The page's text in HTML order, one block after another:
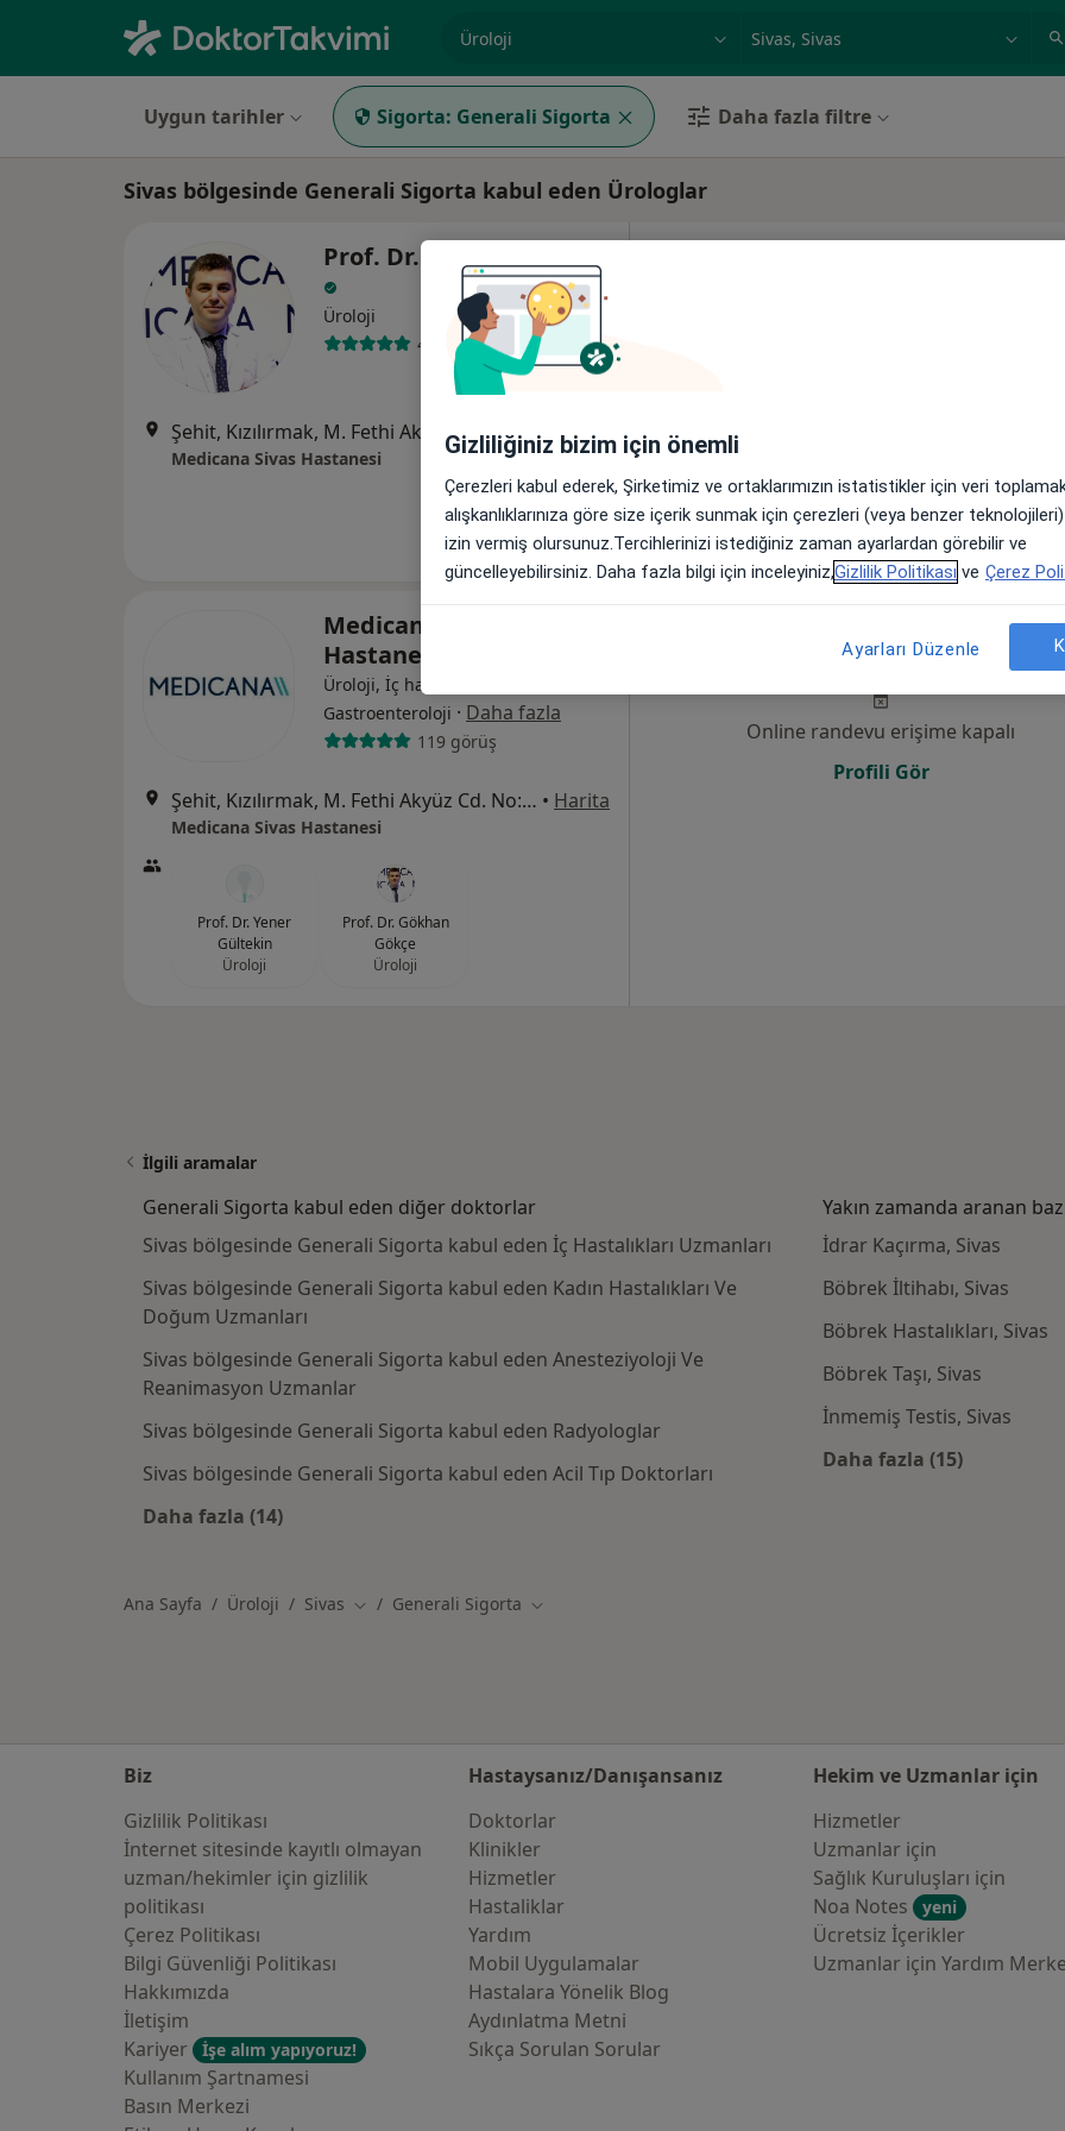
Uzmanlık, ilgi alanı ve hastalık, isim
Uygun tarihler Sigorta: Generali Sigorta Daha fazla filtre
Sivas bölgesinde Generali Sigorta kabul eden Ürologlar
Prof. Dr. Gökhan Gökçe
Üroloji
4 görüş
Harita
Medicana Sivas Hastanesi
Medicana Sivas
Hastanesi
Üroloji, İç hastalıkları,
Gastroenteroloji · Daha fazla
119 görüş
Şehit, Kızılırmak, M. Fethi Akyüz Cd. No: 8Merkez/Sivas, Sivas • Harita
Medicana Sivas Hastanesi
Prof. Dr. Yener
Gültekin
Üroloji
Prof. Dr. Gökhan
Gökçe
Üroloji
9 Ağustos 10 Ağustos
Sal,
11
Online randevu erişime kapalı
Profili Gör
İlgili aramalar
Generali Sigorta kabul eden diğer doktorlar
Sivas bölgesinde Generali Sigorta kabul eden İç Hastalıkları Uzmanları
Sivas bölgesinde Generali Sigorta kabul eden Kadın Hastalıkları Ve
Doğum Uzmanları
Sivas bölgesinde Generali Sigorta kabul eden Anesteziyoloji Ve
Reanimasyon Uzmanlar
Sivas bölgesinde Generali Sigorta kabul eden Radyologlar
Sivas bölgesinde Generali Sigorta kabul eden Acil Tıp Doktorları
Daha fazla (14)
Yakın zamanda aranan
İdrar Kaçırma, Sivas
Böbrek İltihabı, Sivas
Böbrek Hastalıkları, Sivas
Böbrek Taşı, Sivas
İnmemiş Testis, Sivas
Daha fazla (15)
Ana Sayfa Üroloji Sivas Şehir değiştir
Generali Sigorta Şehir değiştir
Biz
Gizlilik Politikası
İnternet sitesinde kayıtlı olmayan
uzman/hekimler i̇çin gizlilik
politikası
Çerez Politikası
Bilgi Güvenliği Politikası
Hakkımızda
İletişim
Kariyer
İşe alım yapıyoruz!
Kullanım Şartnamesi
Basın Merkezi
Hastaysanız/Danışansanız
Doktorlar
Klinikler
Hizmetler
Hastaliklar
Yardım
Mobil Uygulamalar
Hastalara Yönelik Blog
Aydınlatma Metni
Sıkça Sorulan Sorular
Hekim ve Uzmanlar için
Hizmetler
Uzmanlar için
Sağlık Kuruluşları için
Noa Notes
yeni
Ücretsiz İçerikler
Uzmanlar için Yardım
Gizliliğiniz bizim için önemli
Çerezleri kabul ederek, Şirketimiz ve ortaklarımızın istatistikler için veri
alışkanlıklarınıza göre size içerik sunmak için çerezleri (veya benzer
izin vermiş olursunuz.Tercihlerinizi istediğiniz zaman ayarlardan görebilir ve
güncelleyebilirsiniz. Daha fazla bilgi için inceleyiniz,Gizlilik Politikası ve Çerez
Ayarları Düzenle